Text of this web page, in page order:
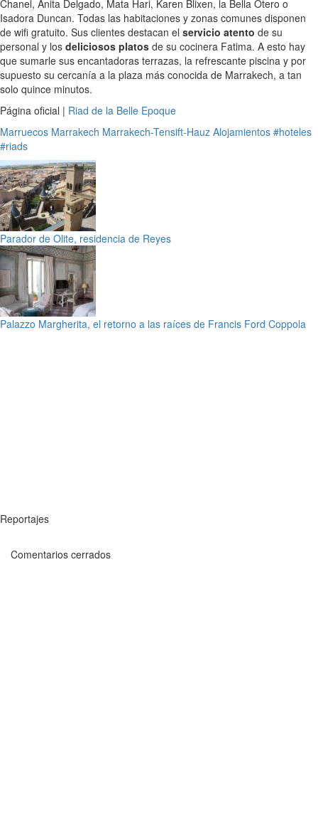
Chanel, Anita Delgado, Mata Hari, Karen Blixen, la Bella Otero o
Isadora Duncan. Todas las habitaciones y zonas comunes disponen
de wifi gratuito. Sus clientes destacan el servicio atento de su
personal y los deliciosos platos de su cocinera Fatima. A esto hay
que sumarle sus encantadoras terrazas, la refrescante piscina y por
supuesto su cercanía a la plaza más conocida de Marrakech, a tan
solo quince minutos.
Página oficial | Riad de la Belle Epoque
Marruecos Marrakech Marrakech-Tensift-Hauz Alojamientos #hoteles
#riads
Parador de Olite, residencia de Reyes
Palazzo Margherita, el retorno a las raíces de Francis Ford Coppola
Reportajes
Comentarios cerrados